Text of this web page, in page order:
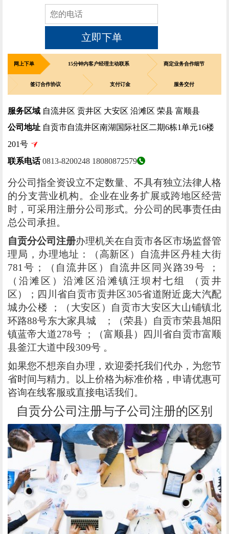
立即下单
网上下单 15分钟内客户经理主动联系 商定业务合作细节
签订合作协议 支付订金 服务交付
服务区域 自流井区 贡井区 大安区 沿滩区 荣县 富顺县
公司地址 自贡市自流井区南湖国际社区二期6栋1单元16楼
201号
联系电话 0813-8200248 18080872579
分公司指全资设立不定数量、不具有独立法律人格
的分支营业机构。企业在业务扩展或跨地区经营
时，可采用注册分公司形式。分公司的民事责任由
总公司承担。
自贡分公司注册办理机关在自贡市各区市场监督管
理局，办理地址：（高新区）自流井区丹桂大街
781号；（自流井区）自流井区同兴路39号 ；
（沿滩区）沿滩区沿滩镇汪坝村七组 （贡井
区）；四川省自贡市贡井区305省道附近庞大汽配
城办公楼 ；（大安区）自贡市大安区大山铺镇北
环路88号东大家具城 ；（荣县）自贡市荣县旭阳
镇蓝帝大道278号 ；（富顺县）四川省自贡市富顺
县釜江大道中段309号 。
如果您不想亲自办理，欢迎委托我们代办，为您节
省时间与精力。以上价格为标准价格，申请优惠可
咨询在线客服或直接电话我们。
自贡分公司注册与子公司注册的区别